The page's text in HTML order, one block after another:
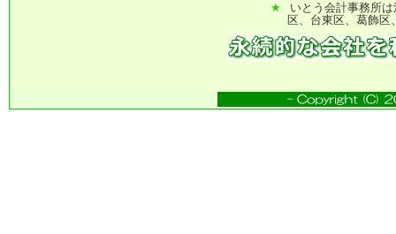
★
いとう会計事務所
区、台東区、葛飾区